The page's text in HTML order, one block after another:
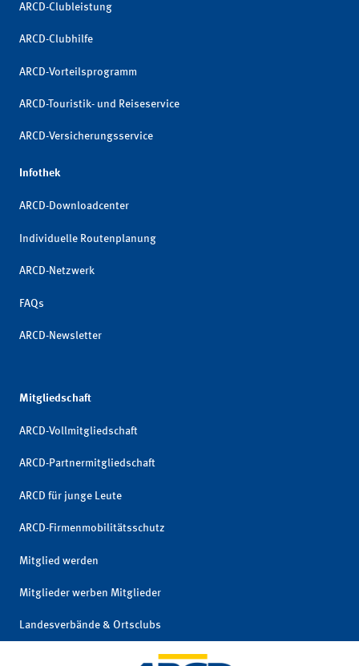
ARCD-Clubleistung
ARCD-Clubhilfe
ARCD-Vorteilsprogramm
ARCD-Touristik- und Reiseservice
ARCD-Versicherungsservice
Infothek
ARCD-Downloadcenter
Individuelle Routenplanung
ARCD-Netzwerk
FAQs
ARCD-Newsletter
Mitgliedschaft
ARCD-Vollmitgliedschaft
ARCD-Partnermitgliedschaft
ARCD für junge Leute
ARCD-Firmenmobilitätsschutz
Mitglied werden
Mitglieder werben Mitglieder
Landesverbände & Ortsclubs